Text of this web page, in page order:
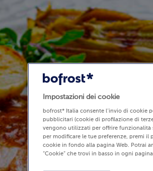
Impostazioni dei cookie
bofrost* Italia consente l’invio di cookie
pubblicitari (cookie di profilazione di
vengono utilizzati per offrire
per modificare le tue preferenze, premi il
cookie in fondo alla pagina Web. Potrai
“Cookie” che trovi in basso in ogni